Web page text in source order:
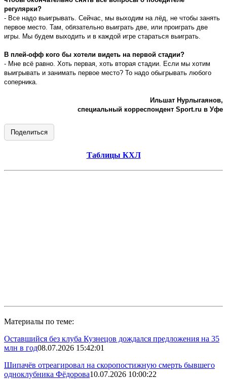
регулярки?
- Все надо выигрывать. Сейчас, мы выходим на лёд, не чтобы занять
первое место. Там, обязательно выиграть две, или проиграть две
игры. Мы будем выходить и в каждой игре стараться выиграть.
В плей-офф кого бы хотели видеть на первой стадии?
- Мне всё равно. Хоть первая, хоть вторая стадии. Если мы хотим
выигрывать и занимать первое место? То надо обыгрывать любого
соперника.
Ильшат Нурлыгаянов,
специальный корреспондент Sport.ru в Уфе
Поделиться
Таблицы КХЛ
Материалы по теме:
Оставшийся без клуба Кузнецов дождался предложения на 35
млн в год08.07.2026 15:42:01
Шипачёв отреагировал на скоропостижную смерть бывшего
одноклубника Фёдорова10.07.2026 10:00:22